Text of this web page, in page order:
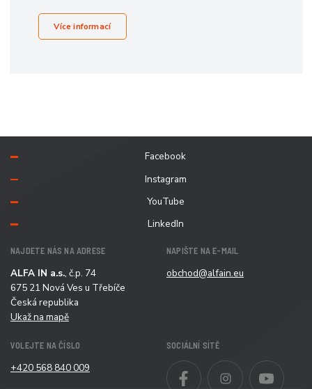
Více informací
Facebook
Instagram
YouTube
LinkedIn
NAJDETE NÁS NA ADRESE
ALFA IN a.s., č.p. 74
675 21 Nová Ves u Třebíče
Česká republika
Ukaž na mapě
NAPIŠTE NA E-MAIL
obchod@alfain.eu
VOLEJTE NA ČÍSLO
+420 568 840 009
SOCIÁLNÍ SÍTĚ
Facebook Instagram